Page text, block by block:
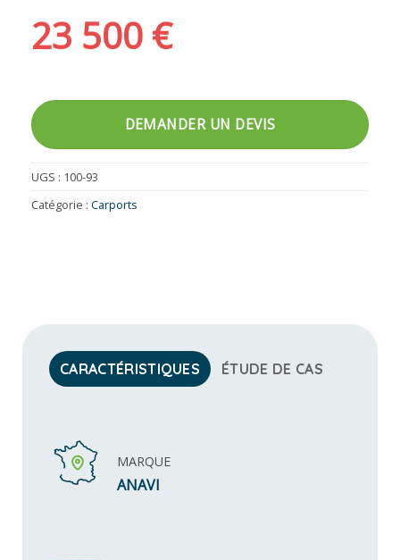
23 500 €
DEMANDER UN DEVIS
UGS : 100-93
Catégorie : Carports
CARACTÉRISTIQUES ÉTUDE DE CAS
MARQUE
ANAVI